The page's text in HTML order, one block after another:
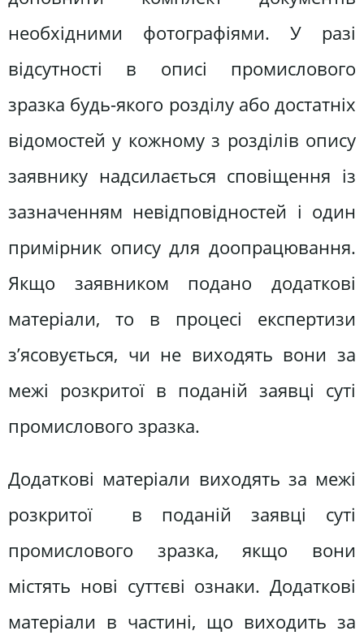
необхідними фотографіями. У разі
відсутності в описі промислового
зразка будь-якого розділу або достатніх
відомостей у кожному з розділів опису
заявнику надсилається сповіщення із
зазначенням невідповідностей і один
примірник опису для доопрацювання.
Якщо заявником подано додаткові
матеріали, то в процесі експертизи
з’ясовується, чи не виходять вони за
межі розкритої в поданій заявці суті
промислового зразка.
Додаткові матеріали виходять за межі
розкритої в поданій заявці суті
промислового зразка, якщо вони
містять нові суттєві ознаки. Додаткові
матеріали в частині, що виходить за